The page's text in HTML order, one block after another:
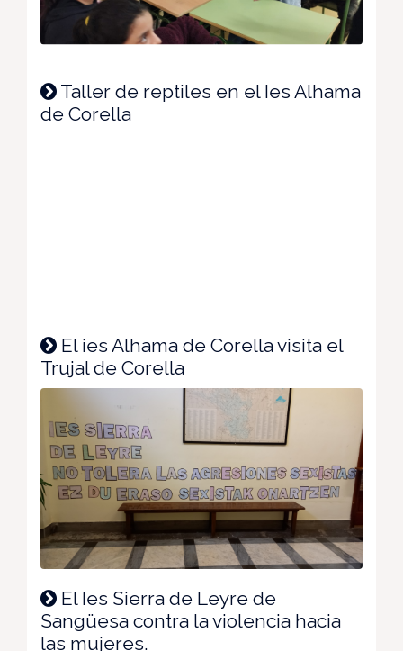
Taller de reptiles en el Ies Alhama
de Corella
El ies Alhama de Corella visita el
Trujal de Corella
El Ies Sierra de Leyre de
Sangüesa contra la violencia hacia
las mujeres.